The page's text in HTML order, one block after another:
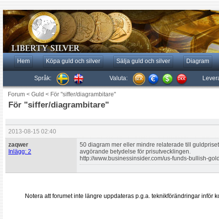
Hem Köpa guld och silver Sälja guld och silver Diagram
Språk: Valuta:
Forum < Guld < För "siffer/diagrambitare"
För "siffer/diagrambitare"
2013-08-15 02:40
zaqwer
Inlägg: 2
50 diagram mer eller mindre relaterade till
avgörande betydelse för prisutvecklingen.
http://www.businessinsider.com/us-funds-bullish-
Notera att forumet inte längre uppdateras p.g.a. teknikförändringar inför